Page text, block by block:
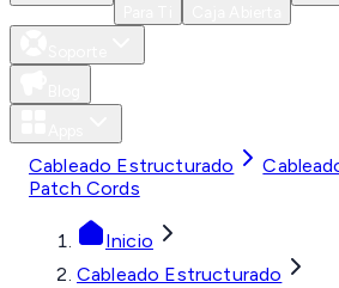
Cableado Estructurado
Patch Cords
Inicio
Cableado Estructurado